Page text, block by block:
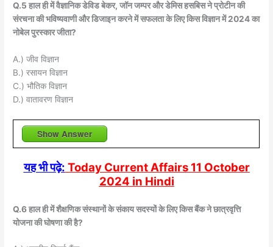
Q.5 हाल ही में वैज्ञानिक डेविड बेकर, जॉन जम्पर और डेमिस हसबिस ने प्रोटीन की
संरचना की भविष्यवाणी और डिजाइन करने में सफलता के लिए किस विज्ञान में 2024 का
नोबेल पुरस्कार जीता?
A.) जीव विज्ञान
B.) रसायन विज्ञान
C.) भौतिक विज्ञान
D.) वातावरण विज्ञान
Show Answer
यह भी पढ़े: Today Current Affairs 11 October
2024 in Hindi
Q.6 हाल ही में शैक्षणिक संस्थानों के संकाय सदस्यों के लिए किस बैंक ने छात्रवृत्ति
योजना की घोषणा की है?